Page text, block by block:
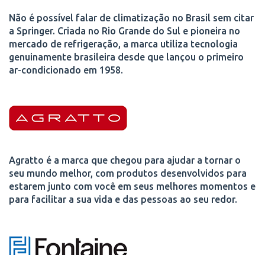
Não é possível falar de climatização no Brasil sem citar
a Springer. Criada no Rio Grande do Sul e pioneira no
mercado de refrigeração, a marca utiliza tecnologia
genuinamente brasileira desde que lançou o primeiro
ar-condicionado em 1958.
Agratto é a marca que chegou para ajudar a tornar o
seu mundo melhor, com produtos desenvolvidos para
estarem junto com você em seus melhores momentos e
para facilitar a sua vida e das pessoas ao seu redor.